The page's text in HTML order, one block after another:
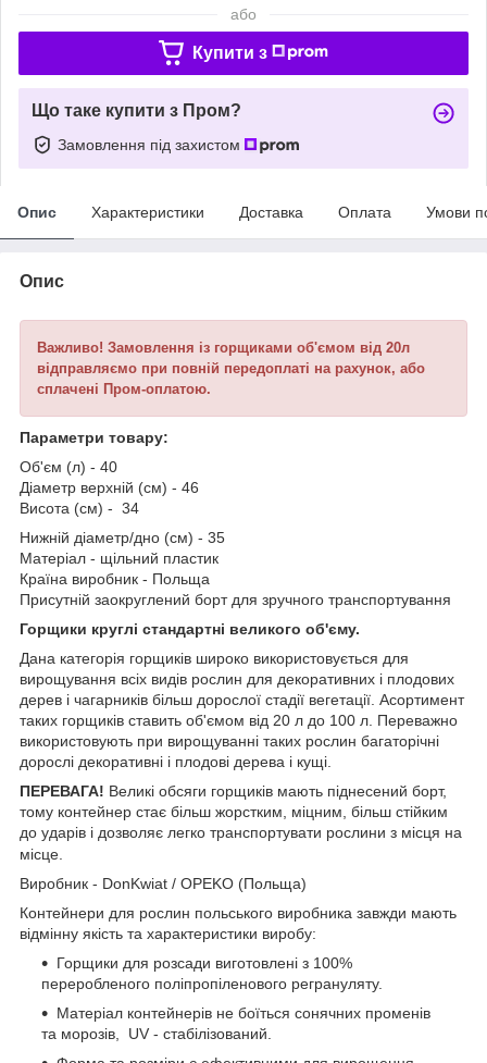
або
Купити з
Що таке купити з Пром?
Замовлення під захистом
Опис Характеристики Доставка Оплата Умови
Опис
Важливо! Замовлення із горщиками об'ємом від 20л
відправляємо при повній передоплаті на рахунок, або
сплачені Пром-оплатою.
Параметри товару:
Об'єм (л) - 40
Діаметр верхній (см) - 46
Висота (см) - 34
Нижній діаметр/дно (см) - 35
Матеріал - щільний пластик
Країна виробник - Польща
Присутній заокруглений борт для зручного транспортування
Горщики круглі стандартні великого об'єму.
Дана категорія горщиків широко використовується для
вирощування всіх видів рослин для декоративних і плодових
дерев і чагарників більш дорослої стадії вегетації. Асортимент
таких горщиків ставить об'ємом від 20 л до 100 л. Переважно
використовують при вирощуванні таких рослин багаторічні
дорослі декоративні і плодові дерева і кущі.
ПЕРЕВАГА! Великі обсяги горщиків мають піднесений борт,
тому контейнер стає більш жорстким, міцним, більш стійким
до ударів і дозволяє легко транспортувати рослини з місця на
місце.
Виробник - DonKwiat / OPEKO (Польща)
Контейнери для рослин польського виробника завжди мають
відмінну якість та характеристики виробу:
Горщики для розсади виготовлені з 100%
переробленого поліпропіленового регрануляту.
Матеріал контейнерів не боїться сонячних променів
та морозів, UV - стабілізований.